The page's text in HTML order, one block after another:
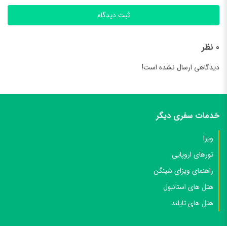
ثبت دیدگاه
0 نظر
دیدگاهی ارسال نشده است!
خدمات سفری دیگر
ویزا
تورهای اروپایی
راهنمای ویزای شینگن
هتل های استانبول
هتل های تایلند